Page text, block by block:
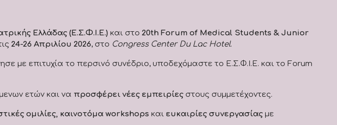
Ελλάδας (Ε.Σ.Φ.Ι.Ε.) και στο 20th Forum of Medical Students & Junior
24-26 Απριλίου 2026, στο Congress Center Du Lac Hotel.
επιτυχία το περσινό συνέδριο, υποδεχόμαστε το Ε.Σ.Φ.Ι.Ε. και το Forum
ετών και να προσφέρει νέες εμπειρίες στους συμμετέχοντες.
ομιλίες, καινοτόμα workshops και ευκαιρίες συνεργασίας με